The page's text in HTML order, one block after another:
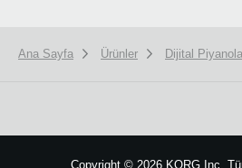
Ana Sayfa Ürünler Dijital
Copyright © 2026 KORG Inc.